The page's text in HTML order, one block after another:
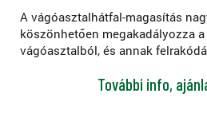
A vágóasztalhátfal-magasítás
köszönhetően megakadályozza
vágóasztalból, és annak
További info,